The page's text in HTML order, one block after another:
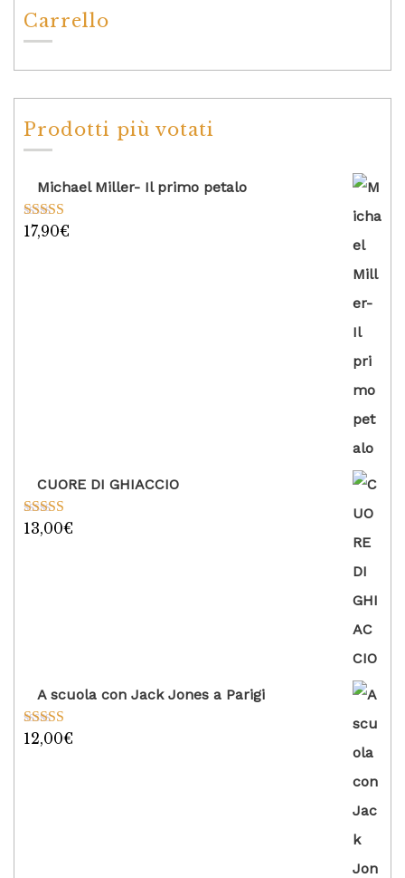
Carrello
Prodotti più votati
Michael Miller- Il primo petalo
Valutato
17,90€
CUORE DI GHIACCIO
Valutato
13,00€
A scuola con Jack Jones a Parigi
Valutato
12,00€